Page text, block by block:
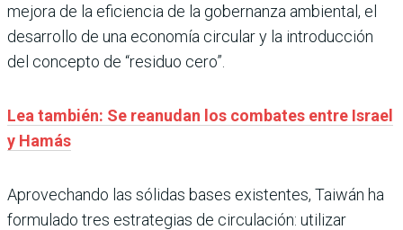
mejora de la eficiencia de la gobernanza ambiental, el
desarrollo de una economía circular y la introducción
del concepto de “residuo cero”.
Lea también: Se reanudan los combates entre Israel
y Hamás
Aprovechando las sólidas bases existentes, Taiwán ha
formulado tres estrategias de circulación: utilizar